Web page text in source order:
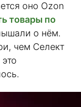
оно Ozon
товары по
о нём.
чем Селект